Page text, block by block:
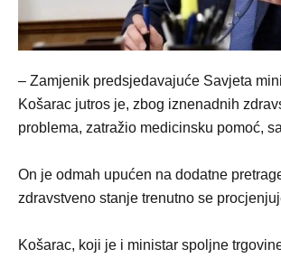
– Zamjenik predsjedavajuće Savjeta
Košarac jutros je, zbog iznenadnih
problema, zatražio medicinsku pomoć,
On je odmah upućen na dodatne
zdravstveno stanje trenutno se
Košarac, koji je i ministar spoljne